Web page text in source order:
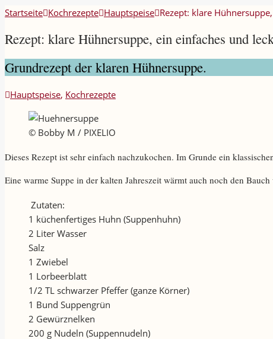
Startseite Kochrezepte Hauptspeise Rezept: klare
Rezept: klare Hühnersuppe, ein einfaches und
Grundrezept der klaren Hühnersuppe.
Hauptspeise, Kochrezepte
© Bobby M / PIXELIO
Dieses Rezept ist sehr einfach nachzukochen. Im Grunde ein
Eine warme Suppe in der kalten Jahreszeit wärmt auch noch den
Zutaten:
1 küchenfertiges Huhn (Suppenhuhn)
2 Liter Wasser
Salz
1 Zwiebel
1 Lorbeerblatt
1/2 TL schwarzer Pfeffer (ganze Körner)
1 Bund Suppengrün
2 Gewürznelken
200 g Nudeln (Suppennudeln)